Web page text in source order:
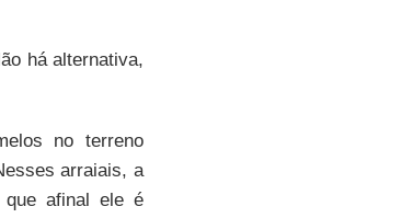
há alternativa,
no terreno
arraiais, a
que afinal ele é